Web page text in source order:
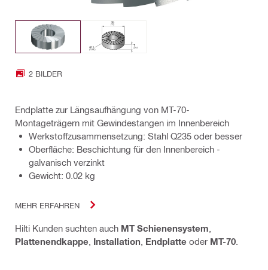
2 BILDER
Endplatte zur Längsaufhängung von MT-70-
Montageträgern mit Gewindestangen im Innenbereich
Werkstoffzusammensetzung: Stahl Q235 oder besser
Oberfläche: Beschichtung für den Innenbereich -
galvanisch verzinkt
Gewicht: 0.02 kg
MEHR ERFAHREN
Hilti Kunden suchten auch MT Schienensystem
Plattenendkappe Installation Endplatte oder MT-70